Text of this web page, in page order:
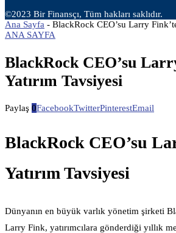
©2023 Bir Finansçı, Tüm hakları saklıdır.
Ana Sayfa - BlackRock CEO’su Larry
ANA SAYFA
BlackRock CEO’su
Yatırım Tavsiyesi
Paylaş 0FacebookTwitterPinterestEmail
BlackRock CEO’su
Yatırım Tavsiyesi
Dünyanın en büyük varlık yönetim şirketi
Larry Fink, yatırımcılara gönderdiği yıllık